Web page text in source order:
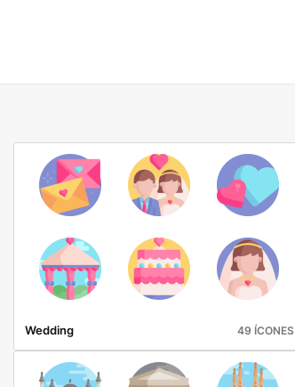
Wedding 49 ÍCONES